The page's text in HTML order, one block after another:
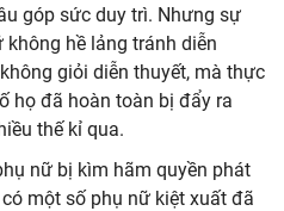
góp sức duy trì. Nhưng sự
hề lảng tránh diễn
giỏi diễn thuyết, mà thực
họ đã hoàn toàn bị đẩy ra
thế kỉ qua.
nữ bị kìm hãm quyền phát
một số phụ nữ kiệt xuất đã